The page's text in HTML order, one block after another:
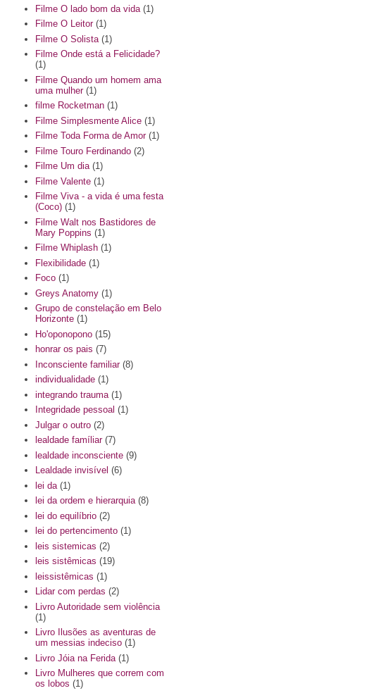
Filme O lado bom da vida (1)
Filme O Leitor (1)
Filme O Solista (1)
Filme Onde está a Felicidade?
(1)
Filme Quando um homem ama
uma mulher (1)
filme Rocketman (1)
Filme Simplesmente Alice (1)
Filme Toda Forma de Amor (1)
Filme Touro Ferdinando (2)
Filme Um dia (1)
Filme Valente (1)
Filme Viva - a vida é uma festa
(Coco) (1)
Filme Walt nos Bastidores de
Mary Poppins (1)
Filme Whiplash (1)
Flexibilidade (1)
Foco (1)
Greys Anatomy (1)
Grupo de constelação em Belo
Horizonte (1)
Ho'oponopono (15)
honrar os pais (7)
Inconsciente familiar (8)
individualidade (1)
integrando trauma (1)
Integridade pessoal (1)
Julgar o outro (2)
lealdade famíliar (7)
lealdade inconsciente (9)
Lealdade invisível (6)
lei da (1)
lei da ordem e hierarquia (8)
lei do equilíbrio (2)
lei do pertencimento (1)
leis sistemicas (2)
leis sistêmicas (19)
leissistêmicas (1)
Lidar com perdas (2)
Livro Autoridade sem violência
(1)
Livro Ilusões as aventuras de
um messias indeciso (1)
Livro Jóia na Ferida (1)
Livro Mulheres que correm com
os lobos (1)